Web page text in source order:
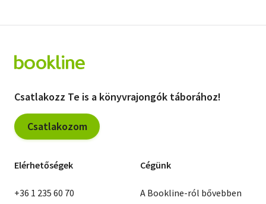
Csatlakozz Te is a könyvrajongók táborához!
Csatlakozom
Elérhetőségek
+36 1 235 60 70
Cégünk
A Bookline-ról bővebben